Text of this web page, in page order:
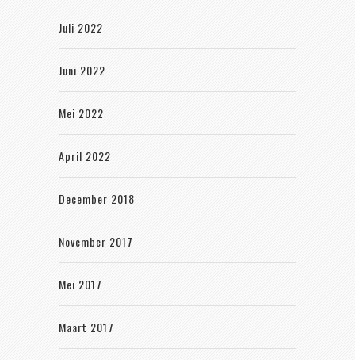
Juli 2022
Juni 2022
Mei 2022
April 2022
December 2018
November 2017
Mei 2017
Maart 2017